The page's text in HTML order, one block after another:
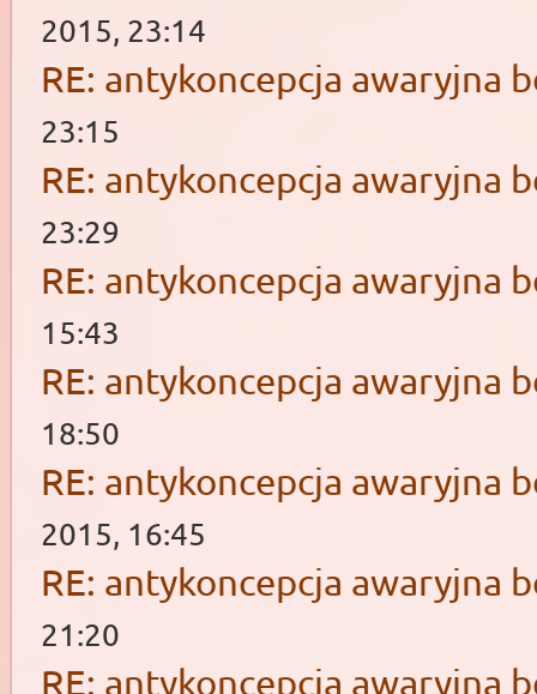
2015, 23:14
RE: antykoncepcja awaryjna
23:15
RE: antykoncepcja awaryjna
23:29
RE: antykoncepcja awaryjna
15:43
RE: antykoncepcja awaryjna
18:50
RE: antykoncepcja awaryjna
2015, 16:45
RE: antykoncepcja awaryjna
21:20
RE: antykoncepcja awaryjna